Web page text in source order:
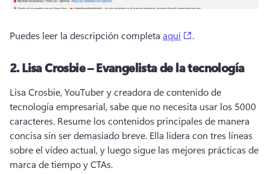
Puedes leer la descripción completa aquí .
2.Lisa Crosbie – Evangelista de la tecnología
Lisa Crosbie, YouTuber y creadora de contenido de
tecnología empresarial, sabe que no necesita usar los 5000
caracteres. Resume los contenidos principales de manera
concisa sin ser demasiado breve. Ella lidera con tres líneas
sobre el vídeo actual, y luego sigue las mejores prácticas de
marca de tiempo y CTAs.